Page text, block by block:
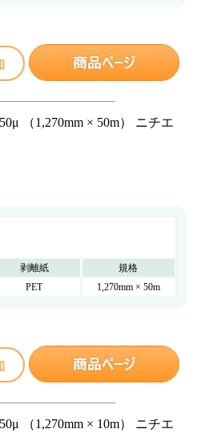
（1,270mm × 50m） ニチエ
剥離紙
規格
PET 1,270mm × 50m
（1,270mm × 10m） ニチエ